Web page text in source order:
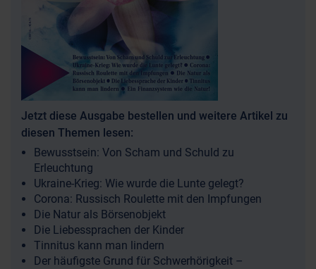
Jetzt diese Ausgabe bestellen und weitere Artikel zu
diesen Themen lesen:
Bewusstsein: Von Scham und Schuld zu
Erleuchtung
Ukraine-Krieg: Wie wurde die Lunte gelegt?
Corona: Russisch Roulette mit den Impfungen
Die Natur als Börsenobjekt
Die Liebessprachen der Kinder
Tinnitus kann man lindern
Der häufigste Grund für Schwerhörigkeit –